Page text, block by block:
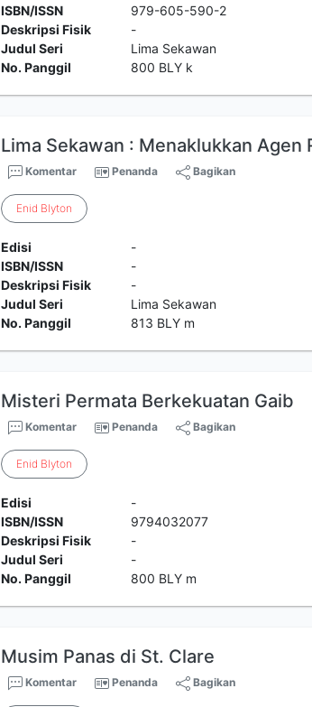
ISBN/ISSN
979-605-590-2
Deskripsi Fisik
-
Judul Seri
Lima Sekawan
No. Panggil
800 BLY k
Lima Sekawan : Menaklukkan Agen
Komentar Penanda Bagikan
Enid Blyton
Edisi
-
ISBN/ISSN
-
Deskripsi Fisik
-
Judul Seri
Lima Sekawan
No. Panggil
813 BLY m
Misteri Permata Berkekuatan Gaib
Komentar Penanda Bagikan
Enid Blyton
Edisi
-
ISBN/ISSN
9794032077
Deskripsi Fisik
-
Judul Seri
-
No. Panggil
800 BLY m
Musim Panas di St. Clare
Komentar Penanda Bagikan